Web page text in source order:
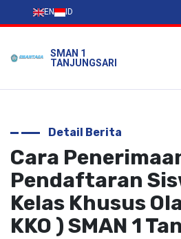
EN ID
SMAN 1
TANJUNGSARI
Detail Berita
Cara
Pendaftaran
Kelas Khusus
KKO ) SMAN 1